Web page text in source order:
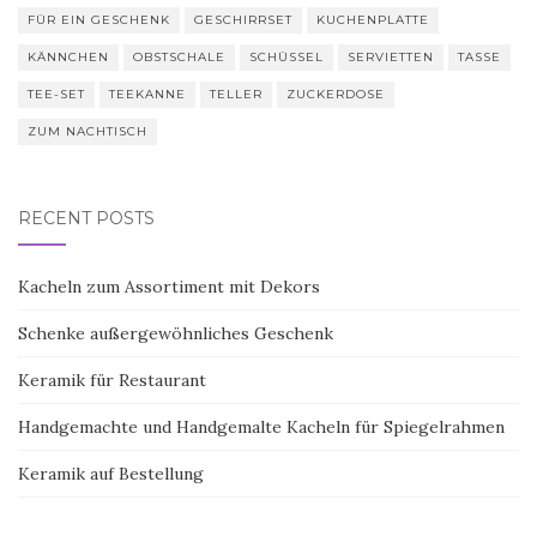
FÜR EIN GESCHENK GESCHIRRSET KUCHENPLATTE
KÄNNCHEN OBSTSCHALE SCHÜSSEL SERVIETTEN TASSE
TEE-SET TEEKANNE TELLER ZUCKERDOSE
ZUM NACHTISCH
RECENT POSTS
Kacheln zum Assortiment mit Dekors
Schenke außergewöhnliches Geschenk
Keramik für Restaurant
Handgemachte und Handgemalte Kacheln für Spiegelrahmen
Keramik auf Bestellung